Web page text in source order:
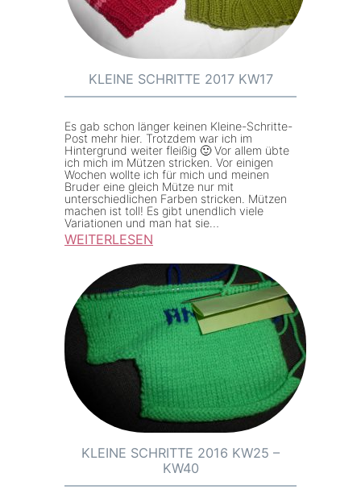
e
r
t
t
e
2
0
1
W
1
8
KLEINE SCHRITTE 2017 KW17
Es gab schon länger keinen Kleine-Schritte-
Post mehr hier. Trotzdem war ich im
Hintergrund weiter fleißig 🙂 Vor allem übte
ich mich im Mützen stricken. Vor einigen
Wochen wollte ich für mich und meinen
Bruder eine gleich Mütze nur mit
unterschiedlichen Farben stricken. Mützen
machen ist toll! Es gibt unendlich viele
Variationen und man hat sie…
WEITERLESEN
e
i
n
e
i
KLEINE SCHRITTE 2016 KW25 –
KW40